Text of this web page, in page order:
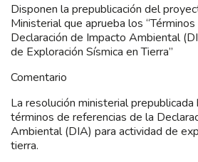
Disponen la prepublicación del
Ministerial que aprueba los
Declaración de Impacto Ambiental
de Exploración Sísmica en Tierra”
Comentario
La resolución ministerial prepublicada
términos de referencias de la
Ambiental (DIA) para actividad de
tierra.